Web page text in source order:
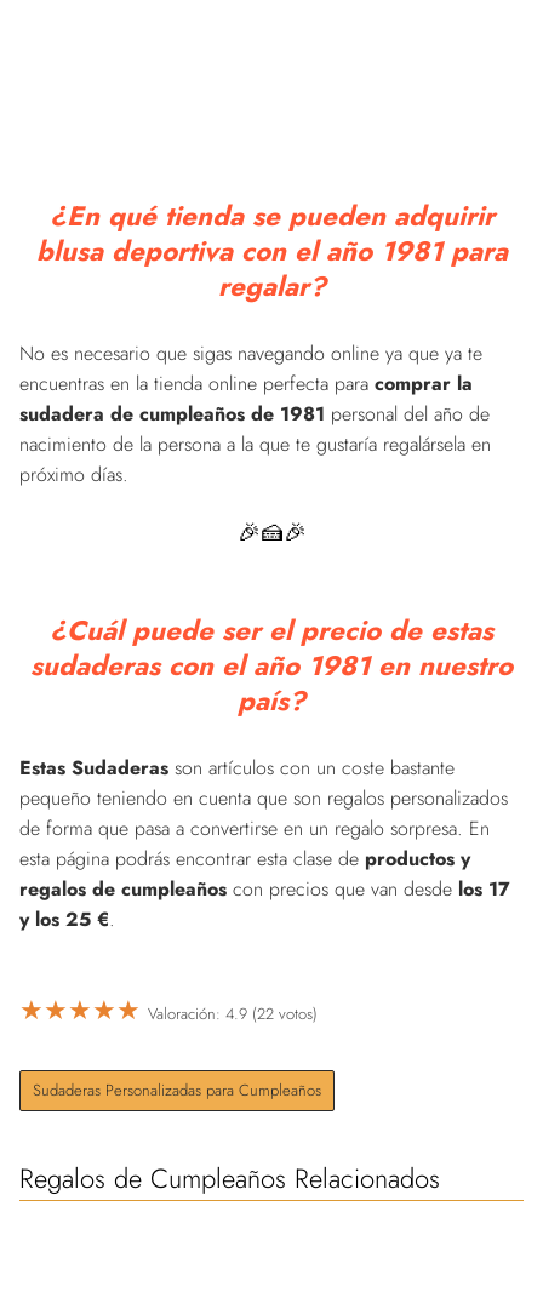
¿En qué tienda se pueden adquirir
blusa deportiva con el año 1981 para
regalar?
No es necesario que sigas navegando online ya que ya te
encuentras en la tienda online perfecta para comprar la
sudadera de cumpleaños de 1981 personal del año de
nacimiento de la persona a la que te gustaría regalársela en
próximo días.
🎉🍰🎉
¿Cuál puede ser el precio de estas
sudaderas con el año 1981 en nuestro
país?
Estas Sudaderas son artículos con un coste bastante
pequeño teniendo en cuenta que son regalos personalizados
de forma que pasa a convertirse en un regalo sorpresa. En
esta página podrás encontrar esta clase de productos y
regalos de cumpleaños con precios que van desde los 17
y los 25 €.
★★★★★ Valoración: 4.9 (22 votos)
Sudaderas Personalizadas para Cumpleaños
Regalos de Cumpleaños Relacionados